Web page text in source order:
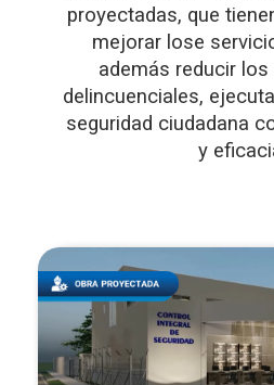
proyectadas, que
mejorar lose
además reducir
delincuenciales,
seguridad ciudadana
y